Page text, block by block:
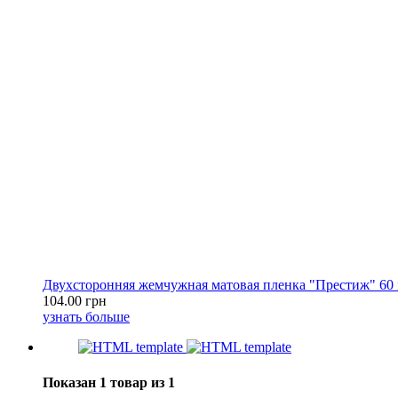
Двухсторонняя жемчужная матовая пленка "Престиж" 60
104.00 грн
узнать больше
Показан 1 товар из 1